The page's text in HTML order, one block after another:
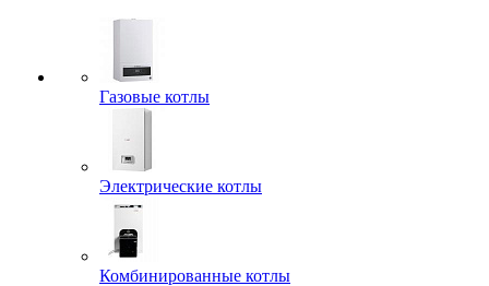
Газовые котлы
Электрические котлы
Комбинированные котлы